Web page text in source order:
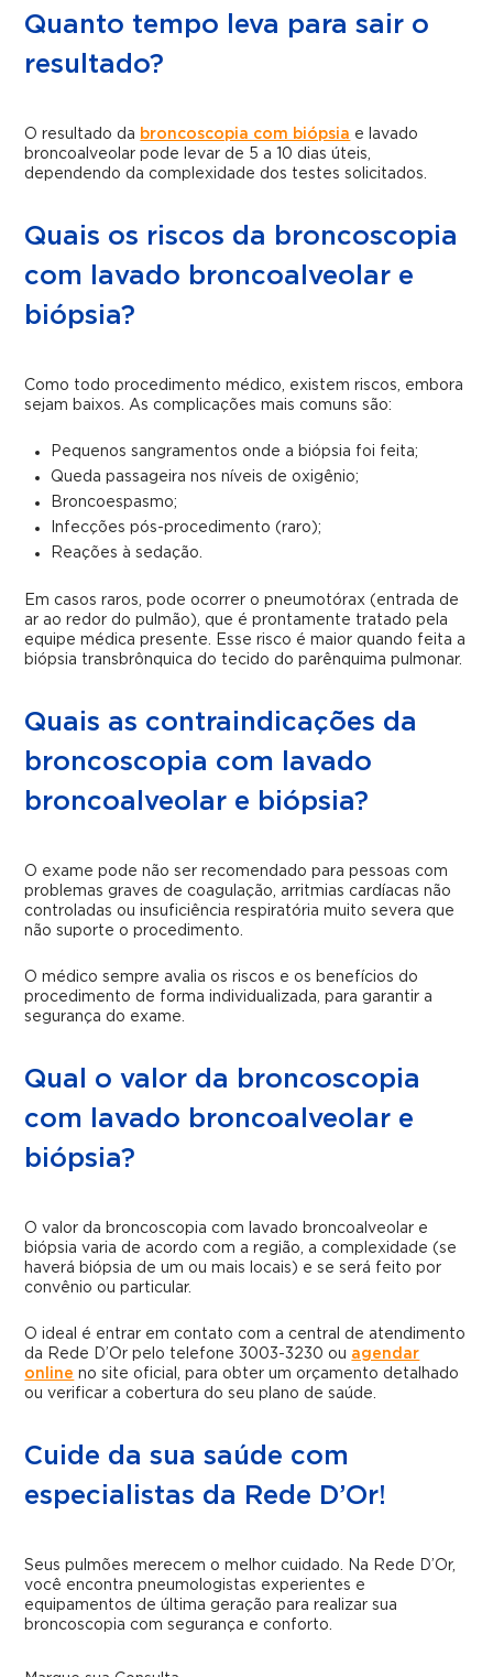
Quanto tempo leva para sair o
resultado?
O resultado da broncoscopia com biópsia e lavado
broncoalveolar pode levar de 5 a 10 dias úteis,
dependendo da complexidade dos testes solicitados.
Quais os riscos da broncoscopia
com lavado broncoalveolar e
biópsia?
Como todo procedimento médico, existem riscos, embora
sejam baixos. As complicações mais comuns são:
Pequenos sangramentos onde a biópsia foi feita;
Queda passageira nos níveis de oxigênio;
Broncoespasmo;
Infecções pós-procedimento (raro);
Reações à sedação.
Em casos raros, pode ocorrer o pneumotórax (entrada de
ar ao redor do pulmão), que é prontamente tratado pela
equipe médica presente. Esse risco é maior quando feita a
biópsia transbrônquica do tecido do parênquima pulmonar.
Quais as contraindicações da
broncoscopia com lavado
broncoalveolar e biópsia?
O exame pode não ser recomendado para pessoas com
problemas graves de coagulação, arritmias cardíacas não
controladas ou insuficiência respiratória muito severa que
não suporte o procedimento.
O médico sempre avalia os riscos e os benefícios do
procedimento de forma individualizada, para garantir a
segurança do exame.
Qual o valor da broncoscopia
com lavado broncoalveolar e
biópsia?
O valor da broncoscopia com lavado broncoalveolar e
biópsia varia de acordo com a região, a complexidade (se
haverá biópsia de um ou mais locais) e se será feito por
convênio ou particular.
O ideal é entrar em contato com a central de atendimento
da Rede D’Or pelo telefone 3003-3230 ou agendar
online no site oficial, para obter um orçamento detalhado
ou verificar a cobertura do seu plano de saúde.
Cuide da sua saúde com
especialistas da Rede D’Or!
Seus pulmões merecem o melhor cuidado. Na Rede D’Or,
você encontra pneumologistas experientes e
equipamentos de última geração para realizar sua
broncoscopia com segurança e conforto.